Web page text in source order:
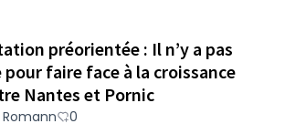
préorientée : Il n’y a pas
faire face à la croissance
Nantes et Pornic
0